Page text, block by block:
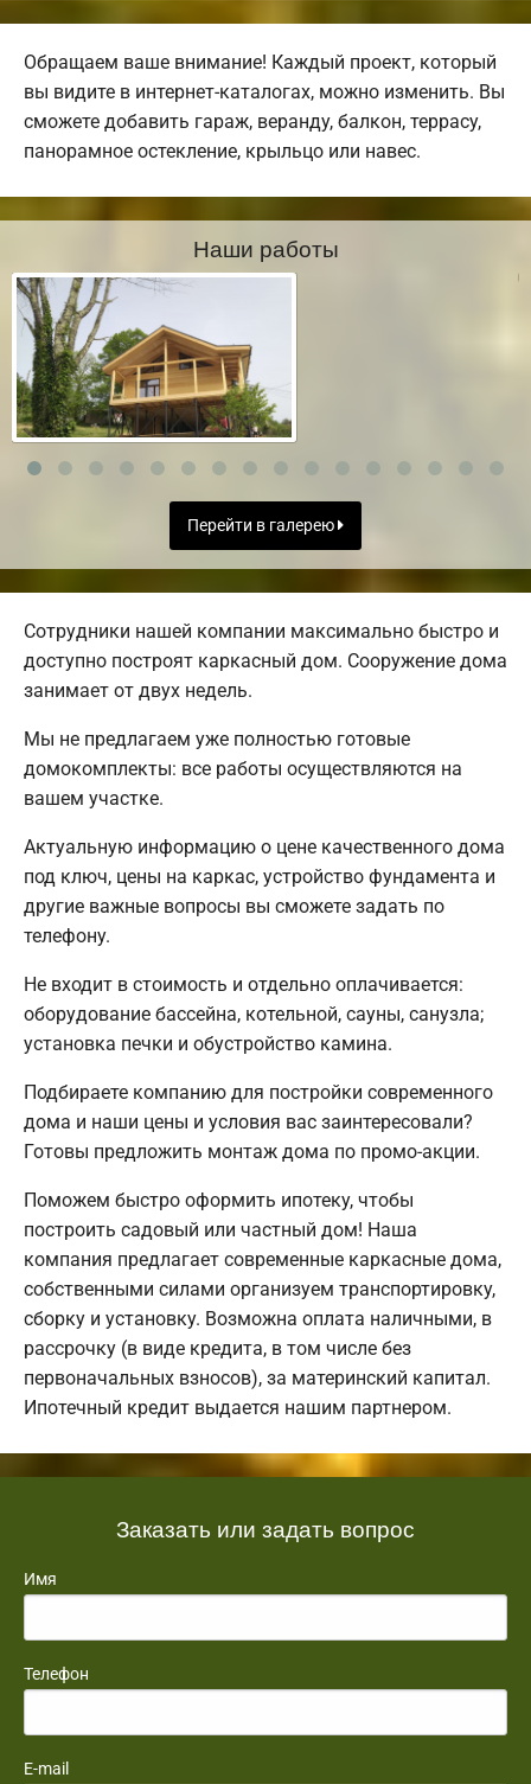
Обращаем ваше внимание! Каждый проект, который
вы видите в интернет-каталогах, можно изменить. Вы
сможете добавить гараж, веранду, балкон, террасу,
панорамное остекление, крыльцо или навес.
Наши работы
Перейти в галерею
Сотрудники нашей компании максимально быстро и
доступно построят каркасный дом. Сооружение дома
занимает от двух недель.
Мы не предлагаем уже полностью готовые
домокомплекты: все работы осуществляются на
вашем участке.
Актуальную информацию о цене качественного дома
под ключ, цены на каркас, устройство фундамента и
другие важные вопросы вы сможете задать по
телефону.
Не входит в стоимость и отдельно оплачивается:
оборудование бассейна, котельной, сауны, санузла;
установка печки и обустройство камина.
Подбираете компанию для постройки современного
дома и наши цены и условия вас заинтересовали?
Готовы предложить монтаж дома по промо-акции.
Поможем быстро оформить ипотеку, чтобы
построить садовый или частный дом! Наша
компания предлагает современные каркасные дома,
собственными силами организуем транспортировку,
сборку и установку. Возможна оплата наличными, в
рассрочку (в виде кредита, в том числе без
первоначальных взносов), за материнский капитал.
Ипотечный кредит выдается нашим партнером.
Заказать или задать вопрос
Имя
Телефон
E-mail